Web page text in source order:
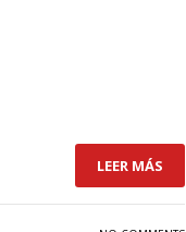
LEER MÁS